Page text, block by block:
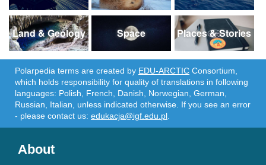
Land & Geology Space Places & Stories
Polarpedia terms are created by EDU-ARCTIC Consortium,
which holds responsibility for quality of translations in following
languages: Polish, French, Danish, Norwegian, German,
Russian, Italian, unless indicated otherwise. If you see an error
- please contact us: edukacja@igf.edu.pl
About